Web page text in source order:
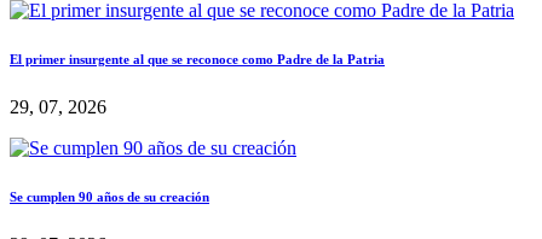
El primer insurgente al que se reconoce como Padre de la Patria
29, 07, 2026
Se cumplen 90 años de su creación